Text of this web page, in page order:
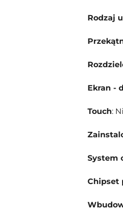
Rodzaj
Ekran -
Touch:
System
Chipset